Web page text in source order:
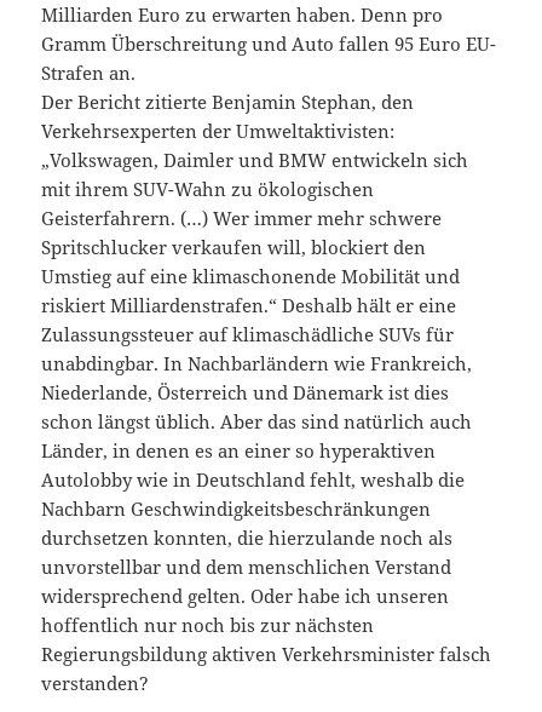
Milliarden Euro zu erwarten haben. Denn pro
Gramm Überschreitung und Auto fallen 95 Euro EU-
Strafen an.
Der Bericht zitierte Benjamin Stephan, den
Verkehrsexperten der Umweltaktivisten:
„Volkswagen, Daimler und BMW entwickeln sich
mit ihrem SUV-Wahn zu ökologischen
Geisterfahrern. (…) Wer immer mehr schwere
Spritschlucker verkaufen will, blockiert den
Umstieg auf eine klimaschonende Mobilität und
riskiert Milliardenstrafen.“ Deshalb hält er eine
Zulassungssteuer auf klimaschädliche SUVs für
unabdingbar. In Nachbarländern wie Frankreich,
Niederlande, Österreich und Dänemark ist dies
schon längst üblich. Aber das sind natürlich auch
Länder, in denen es an einer so hyperaktiven
Autolobby wie in Deutschland fehlt, weshalb die
Nachbarn Geschwindigkeitsbeschränkungen
durchsetzen konnten, die hierzulande noch als
unvorstellbar und dem menschlichen Verstand
widersprechend gelten. Oder habe ich unseren
hoffentlich nur noch bis zur nächsten
Regierungsbildung aktiven Verkehrsminister falsch
verstanden?